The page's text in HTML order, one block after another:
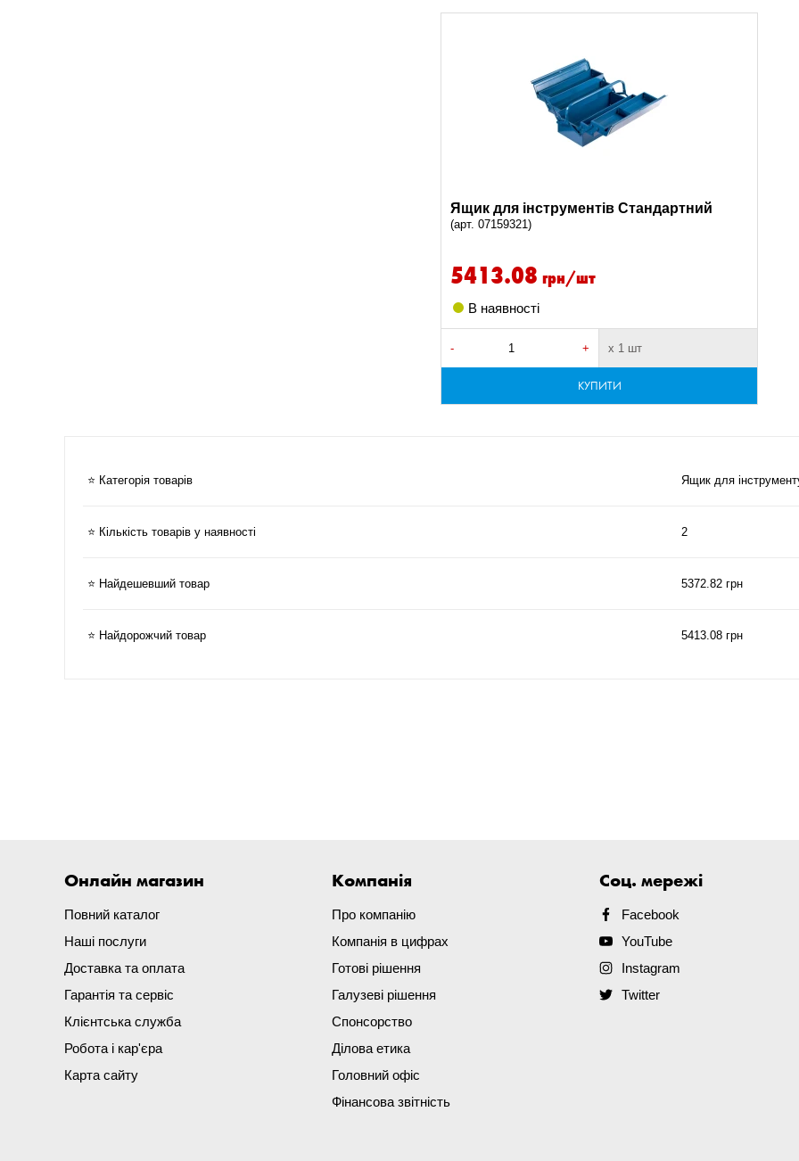
Ящик для інструментів Стандартний
(арт. 07159321)
5413.08 грн/шт
В наявності
- + х 1 шт
КУПИТИ
⭐ Категорія товарів Ящик для
⭐ Кількість товарів у наявності 2
⭐ Найдешевший товар 5372.82 грн
⭐ Найдорожчий товар 5413.08 грн
Онлайн магазин
Повний каталог
Наші послуги
Доставка та оплата
Гарантія та сервіс
Клієнтська служба
Робота і кар'єра
Карта сайту
Компанія
Про компанію
Компанія в цифрах
Готові рішення
Галузеві рішення
Спонсорство
Ділова етика
Головний офіс
Фінансова звітність
Соц. мережі
Facebook
YouTube
Instagram
Twitter